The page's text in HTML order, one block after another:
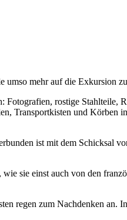
mehr auf die Exkursion
rostige Stahlteile,
Transportkisten und Körben
ist mit dem Schicksal
sie einst auch von den
regen zum Nachdenken an.